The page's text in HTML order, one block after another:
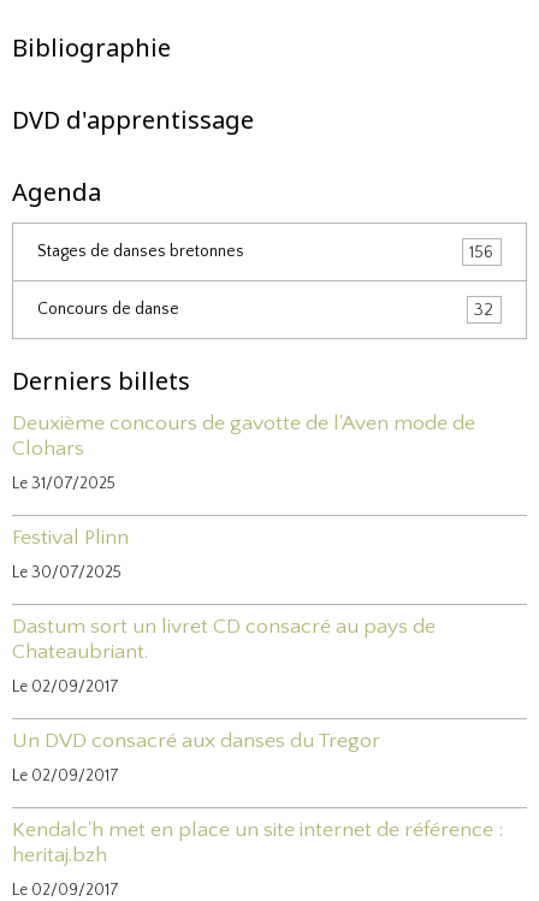
Bibliographie
DVD d'apprentissage
Agenda
Stages de danses bretonnes 156
Concours de danse 32
Derniers billets
Deuxième concours de gavotte de l'Aven mode de
Clohars
Le 31/07/2025
Festival Plinn
Le 30/07/2025
Dastum sort un livret CD consacré au pays de
Chateaubriant.
Le 02/09/2017
Un DVD consacré aux danses du Tregor
Le 02/09/2017
Kendalc'h met en place un site internet de référence :
heritaj.bzh
Le 02/09/2017